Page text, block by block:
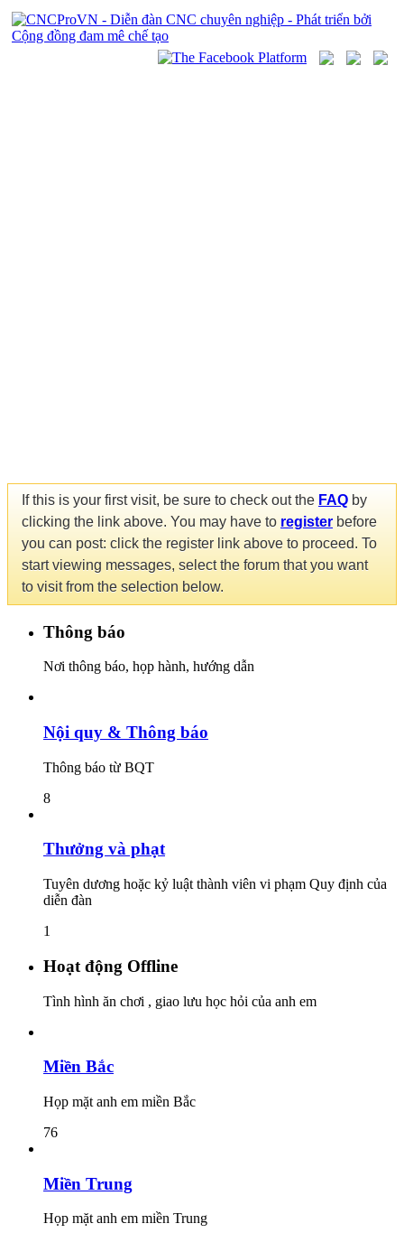
If this is your first visit, be sure to check out the FAQ by
clicking the link above. You may have to register before
you can post: click the register link above to proceed. To
start viewing messages, select the forum that you want
to visit from the selection below.
Thông báo
Nơi thông báo, họp hành, hướng dẫn
Nội quy & Thông báo
Thông báo từ BQT
8
Thưởng và phạt
Tuyên dương hoặc kỷ luật thành viên vi phạm Quy định của
diễn đàn
1
Hoạt động Offline
Tình hình ăn chơi , giao lưu học hỏi của anh em
Miền Bắc
Họp mặt anh em miền Bắc
76
Miền Trung
Họp mặt anh em miền Trung